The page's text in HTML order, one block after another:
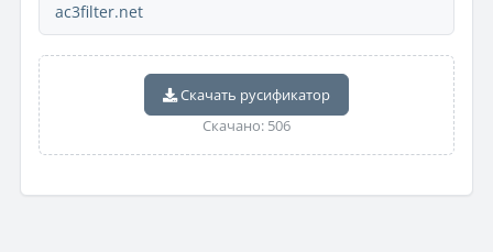
ac3filter.net
Скачать русификатор
Скачано: 506